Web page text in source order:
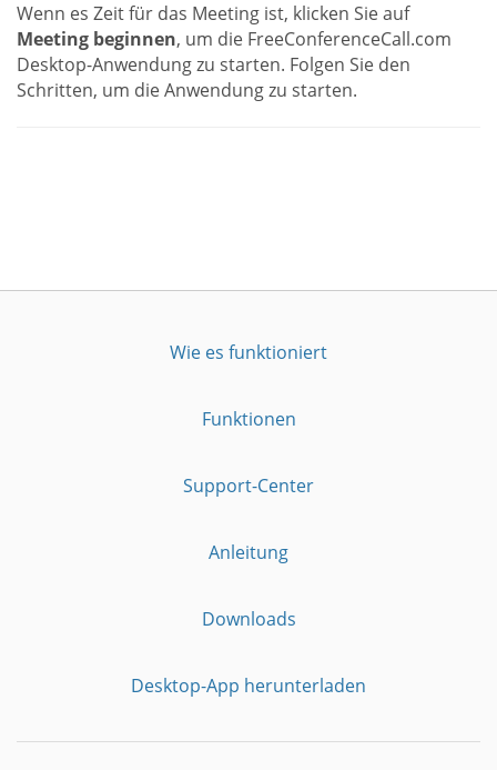
Wenn es Zeit für das Meeting ist, klicken Sie auf
Meeting beginnen, um die FreeConferenceCall.com
Desktop-Anwendung zu starten. Folgen Sie den
Schritten, um die Anwendung zu starten.
Wie es funktioniert
Funktionen
Support-Center
Anleitung
Downloads
Desktop-App herunterladen